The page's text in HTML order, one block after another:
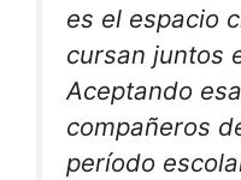
es el espacio
cursan juntos
Aceptando
compañeros
período